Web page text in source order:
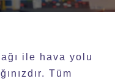
ile hava yolu
Tüm